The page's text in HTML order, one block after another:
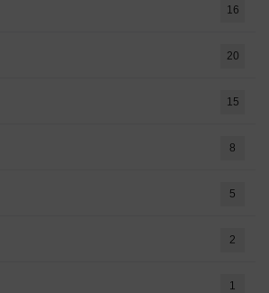
16
20
15
8
5
2
1